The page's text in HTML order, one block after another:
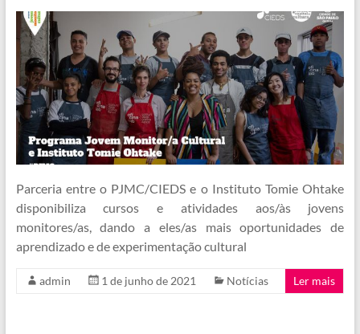
Parceria entre o PJMC/CIEDS e o Instituto Tomie Ohtake
disponibiliza cursos e atividades aos/às jovens
monitores/as, dando a eles/as mais oportunidades de
aprendizado e de experimentação cultural
admin 1 de junho de 2021 Notícias Ler mais